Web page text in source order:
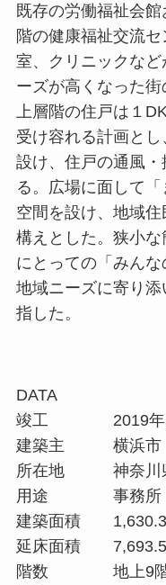
既存の労働福祉会
階の健康福祉交流
室、クリニックな
ーズが高くなった街
上層階の住戸は１
受け容れる計画と
設け、住戸の通風
る。広場に面して
空間を設け、地域
構えとした。狭小
にとっての「みん
地域ニーズに寄り
指した。
DATA
竣工 2019年5
建築主 横浜市
所在地 神奈川
用途 事務所
建築面積
延床面積
階数 地上9階